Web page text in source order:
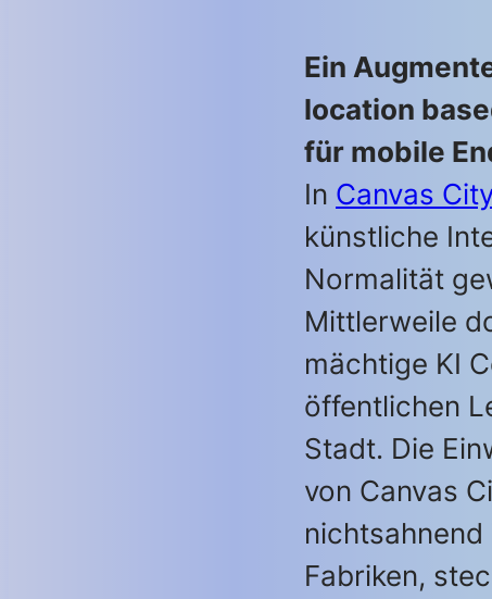
Ein
location
für mobile
In Canvas
künstliche
Normalität
Mittlerweile
mächtige KI
öffentlichen
Stadt. Die
von Canvas
nichtsahnend
Fabriken,